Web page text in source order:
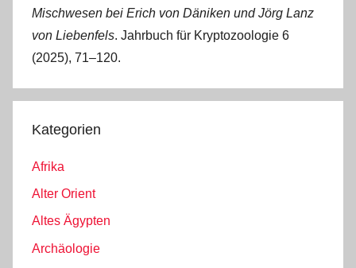
Mischwesen bei Erich von Däniken und Jörg Lanz
von Liebenfels. Jahrbuch für Kryptozoologie 6
(2025), 71‒120.
Kategorien
Afrika
Alter Orient
Altes Ägypten
Archäologie